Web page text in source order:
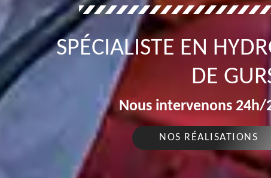
SPÉCIALISTE EN
DE
Nous intervenons 24h/
NOS RÉALISATIONS